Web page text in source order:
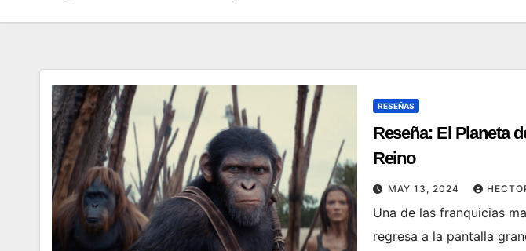
RESEÑAS
Reseña: El Planeta
Reino
MAY 13, 2024
Una de las franquicias
regresa a la pantalla